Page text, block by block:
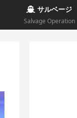
サルベージ
Salvage Operation